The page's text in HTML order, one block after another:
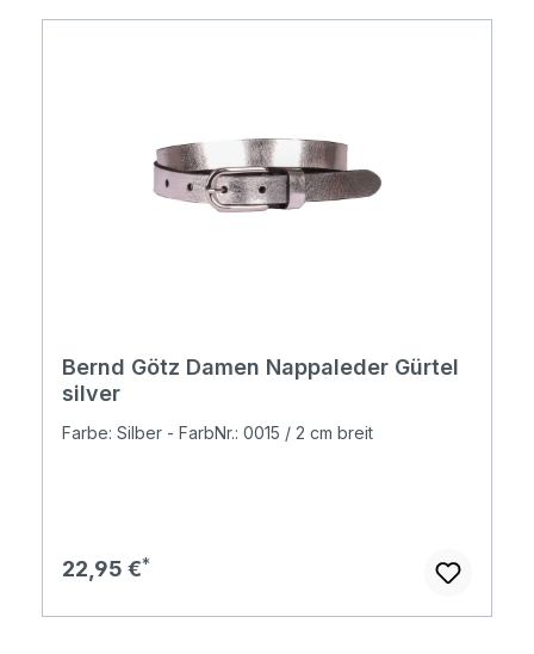
Bernd Götz Damen Nappaleder Gürtel
silver
Farbe: Silber - FarbNr.: 0015 / 2 cm breit
Regulärer Preis:
22,95 €